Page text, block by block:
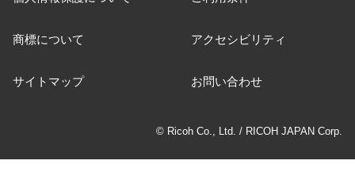
商標について アクセシビリティ
サイトマップ お問い合わせ
© Ricoh Co., Ltd. / RICOH JAPAN Corp.